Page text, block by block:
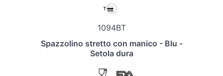
1094BT
Spazzolino stretto con manico - Blu -
Setola dura